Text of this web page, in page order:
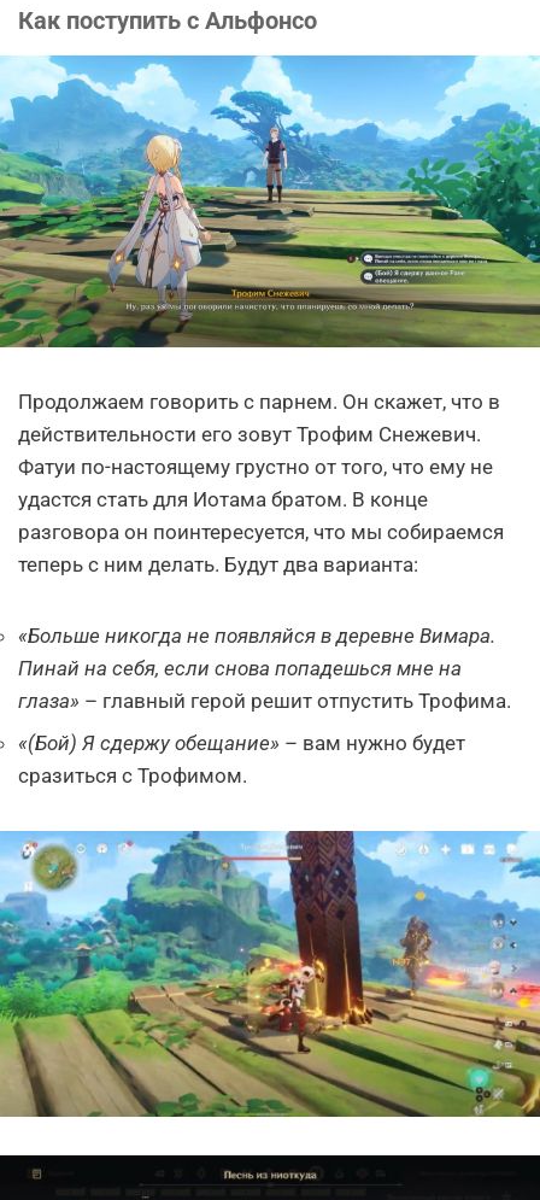
Как поступить с Альфонсо
Продолжаем говорить с парнем. Он скажет, что в
действительности его зовут Трофим Снежевич.
Фатуи по-настоящему грустно от того, что ему не
удастся стать для Иотама братом. В конце
разговора он поинтересуется, что мы собираемся
теперь с ним делать. Будут два варианта:
«Больше никогда не появляйся в деревне Вимара.
Пинай на себя, если снова попадешься мне на
глаза» – главный герой решит отпустить Трофима.
«(Бой) Я сдержу обещание» – вам нужно будет
сразиться с Трофимом.